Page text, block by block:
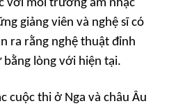
với môi trường âm nhạc
giảng viên và nghệ sĩ có
ra rằng nghệ thuật đỉnh
bằng lòng với hiện tại.
cuộc thi ở Nga và châu Âu